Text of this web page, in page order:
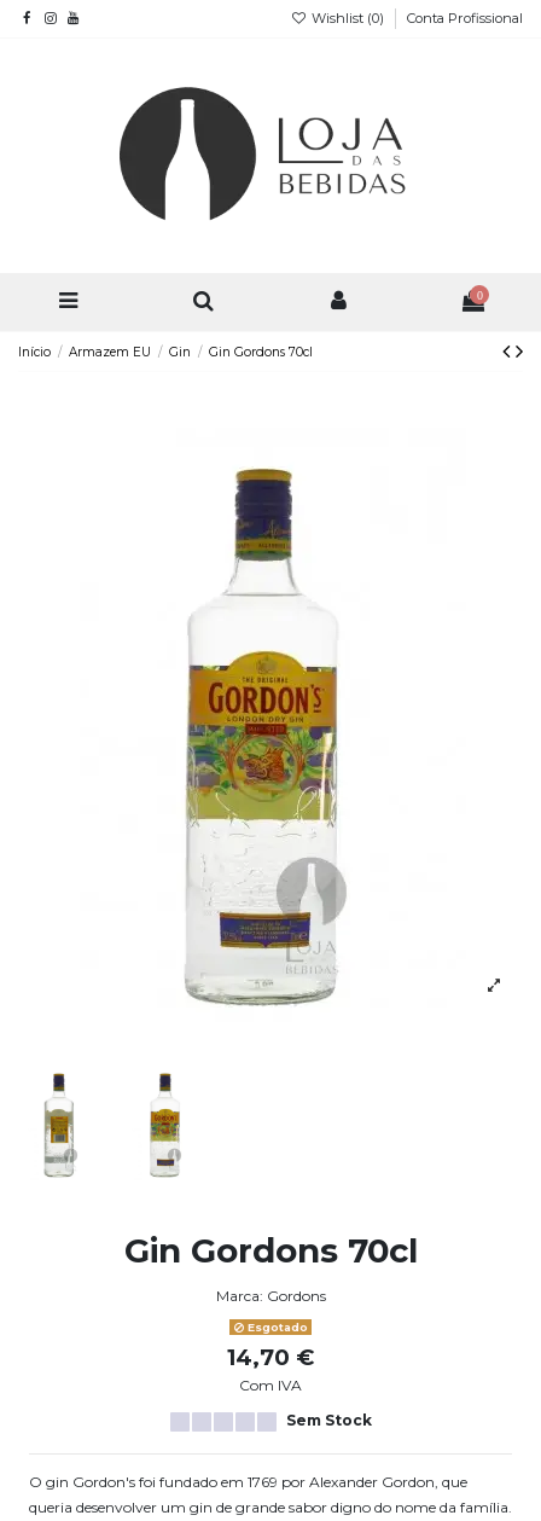
Wishlist (0) Conta Profissional
0
Início Armazem EU Gin Gin Gordons 70cl
Gin Gordons 70cl
Marca: Gordons
Esgotado
14,70 €
Com IVA
Sem Stock
O gin Gordon's foi fundado em 1769 por Alexander Gordon, que
queria desenvolver um gin de grande sabor digno do nome da família.